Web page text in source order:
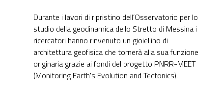
Durante i lavori di ripristino dell’Osservatorio per lo
studio della geodinamica dello Stretto di Messina i
ricercatori hanno rinvenuto un gioiellino di
architettura geofisica che tornerà alla sua funzione
originaria grazie ai fondi del progetto PNRR-MEET
(Monitoring Earth's Evolution and Tectonics).